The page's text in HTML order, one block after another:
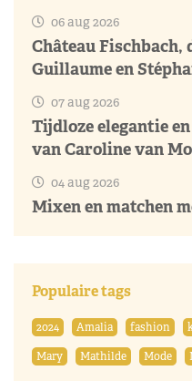
06 aug 2026
Château Fischbach,
Guillaume en
07 aug 2026
Tijdloze elegantie
van Caroline van
04 aug 2026
Mixen en matchen
Populaire tags
2024 Amalia fashion
Mary
Mathilde Mode